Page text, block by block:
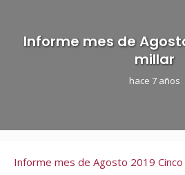
Informe mes de
millar
hace 7 años
Informe mes de Agosto 2019 Cinco